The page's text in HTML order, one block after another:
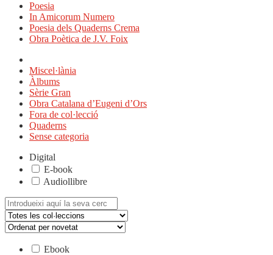
Poesia
In Amicorum Numero
Poesia dels Quaderns Crema
Obra Poètica de J.V. Foix
Miscel·lània
Àlbums
Sèrie Gran
Obra Catalana d’Eugeni d’Ors
Fora de col·lecció
Quaderns
Sense categoria
Digital
E-book
Audiollibre
Cerca:
Ebook